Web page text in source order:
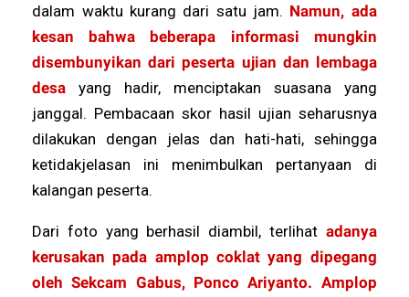
dalam waktu kurang dari satu jam. Namun, ada
kesan bahwa beberapa informasi mungkin
disembunyikan dari peserta ujian dan lembaga
desayang hadir, menciptakan suasana yang
janggal. Pembacaan skor hasil ujian seharusnya
dilakukan dengan jelas dan hati-hati, sehingga
ketidakjelasan ini menimbulkan pertanyaan di
kalangan peserta.
Dari foto yang berhasil diambil, terlihat adanya
kerusakan pada amplop coklat yang dipegang
oleh Sekcam Gabus, Ponco Ariyanto. Amplop